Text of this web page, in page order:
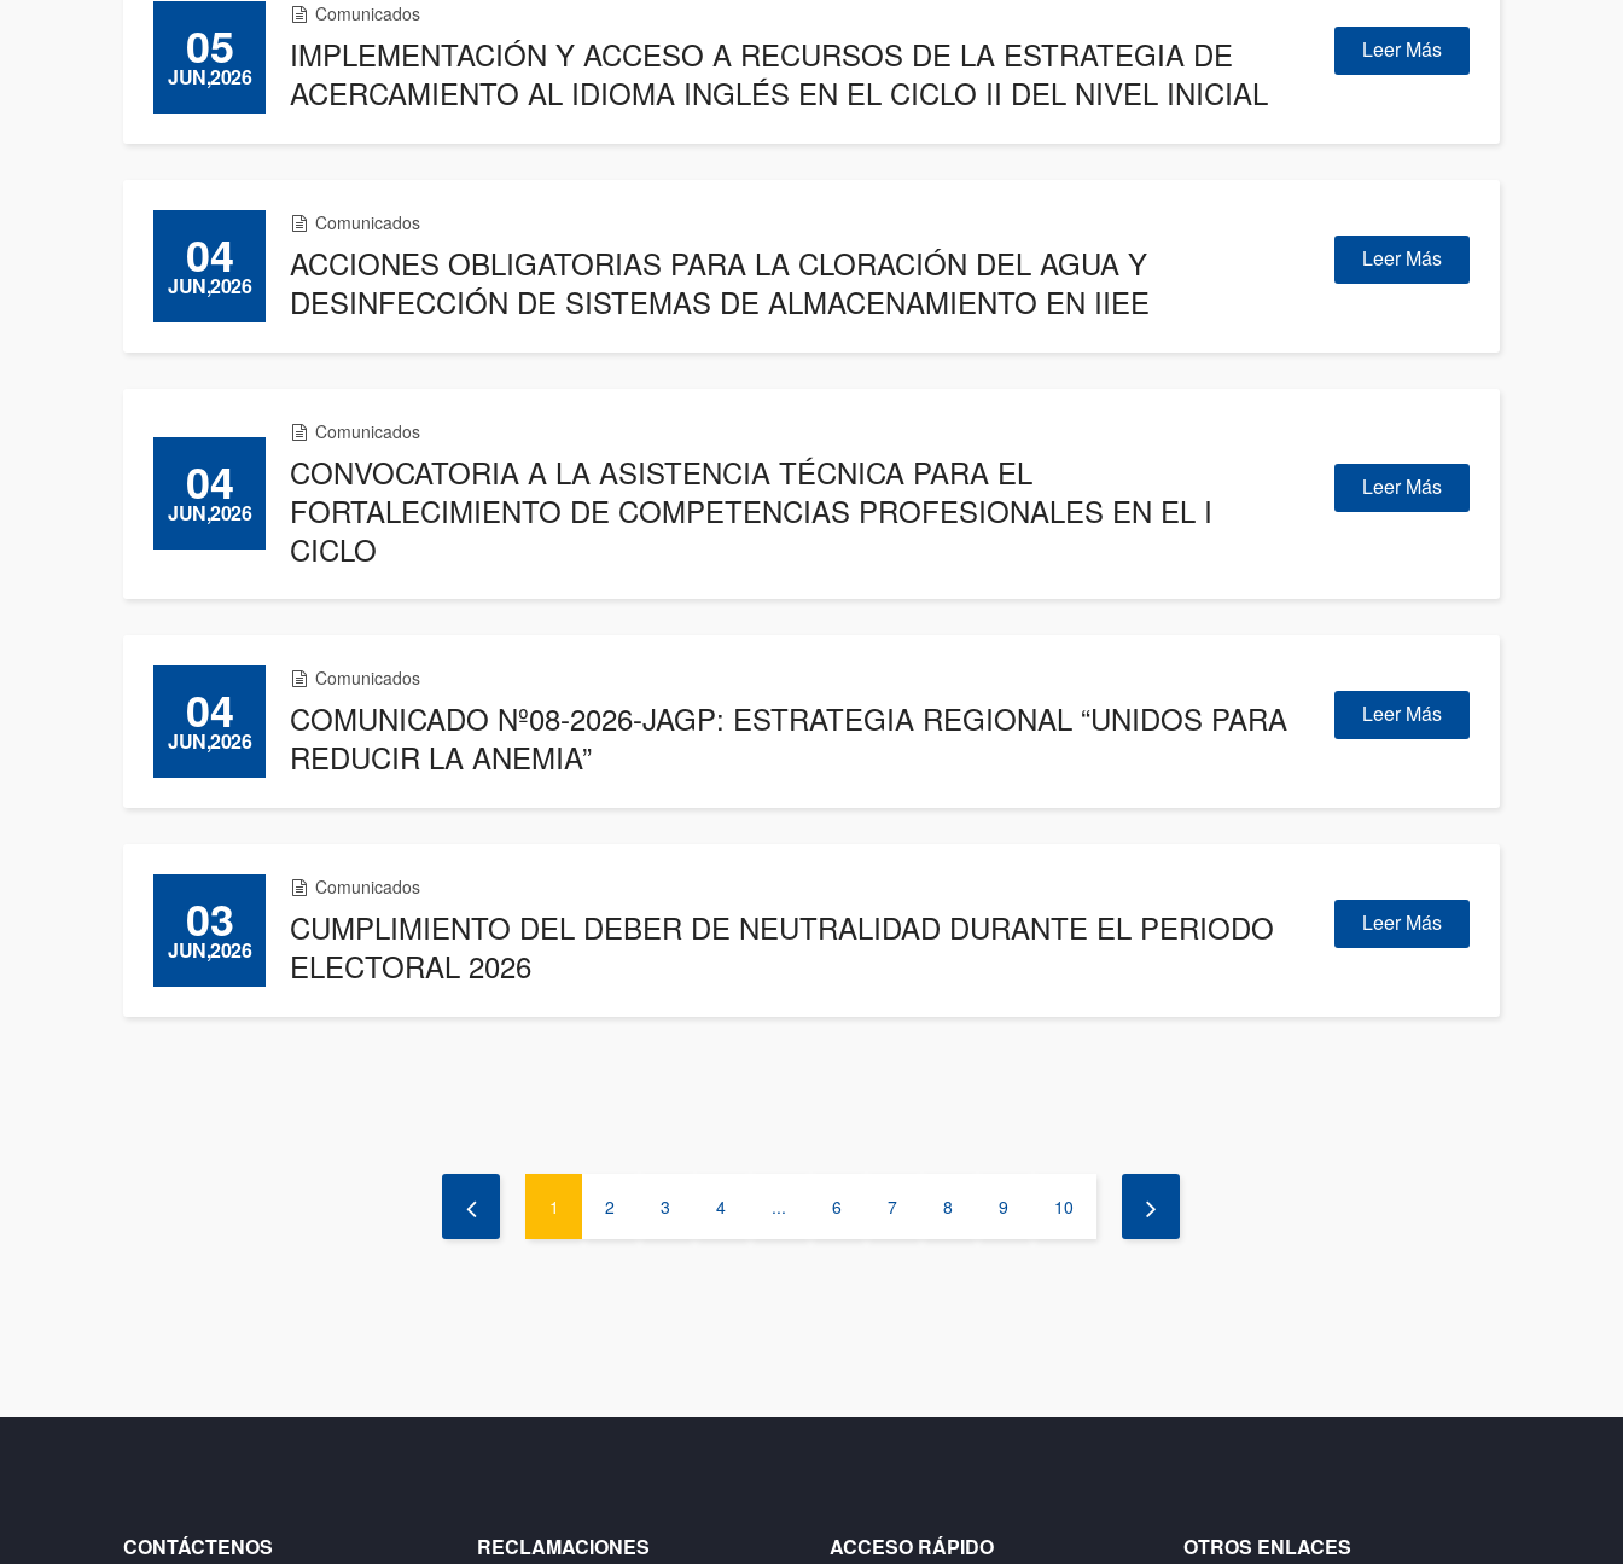
05
JUN,2026
Comunicados
IMPLEMENTACIÓN Y ACCESO A RECURSOS DE LA ESTRATEGIA DE
ACERCAMIENTO AL IDIOMA INGLÉS EN EL CICLO II DEL NIVEL INICIAL
Leer Más
04
JUN,2026
Comunicados
ACCIONES OBLIGATORIAS PARA LA CLORACIÓN DEL AGUA Y
DESINFECCIÓN DE SISTEMAS DE ALMACENAMIENTO EN IIEE
Leer Más
04
JUN,2026
Comunicados
CONVOCATORIA A LA ASISTENCIA TÉCNICA PARA EL
FORTALECIMIENTO DE COMPETENCIAS PROFESIONALES EN EL I
CICLO
Leer Más
04
JUN,2026
Comunicados
COMUNICADO Nº08-2026-JAGP: ESTRATEGIA REGIONAL “UNIDOS PARA
REDUCIR LA ANEMIA”
Leer Más
03
JUN,2026
Comunicados
CUMPLIMIENTO DEL DEBER DE NEUTRALIDAD DURANTE EL PERIODO
ELECTORAL 2026
Leer Más
1 2 3 4 ... 6 7 8 9 10
CONTÁCTENOS RECLAMACIONES ACCESO RÁPIDO OTROS ENLACES